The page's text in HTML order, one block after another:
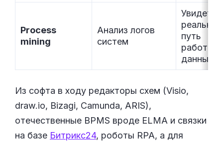
Process
mining
Анализ логов
систем
Увидеть
реальный
путь
работы
данным
Из софта в ходу редакторы схем (Visio,
draw.io, Bizagi, Camunda, ARIS),
отечественные BPMS вроде ELMA и связки
на базе Битрикс24, роботы RPA, а для